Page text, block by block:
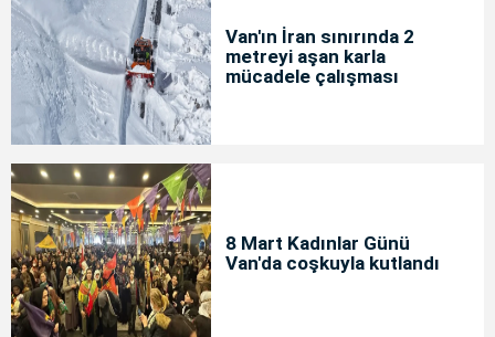
Van'ın İran sınırında 2
metreyi aşan karla
mücadele çalışması
8 Mart Kadınlar Günü
Van'da coşkuyla kutlandı